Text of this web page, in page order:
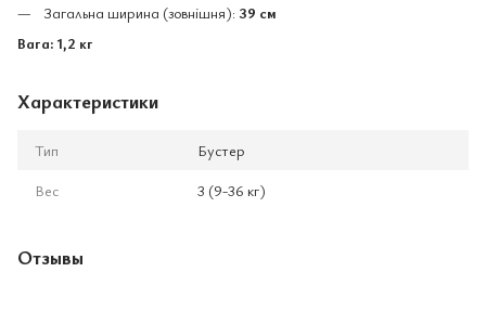
Загальна ширина (зовнішня): 39 см
Вага: 1,2 кг
Характеристики
Тип
Бустер
Вес
3 (9-36 кг)
Отзывы